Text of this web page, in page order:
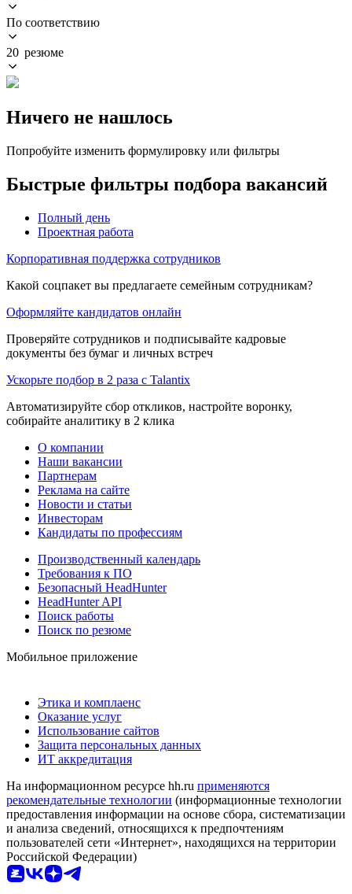
По соответствию
20 резюме
Ничего не нашлось
Попробуйте изменить формулировку или фильтры
Быстрые фильтры подбора вакансий
Полный день
Проектная работа
Корпоративная поддержка сотрудников
Какой соцпакет вы предлагаете семейным сотрудникам?
Оформляйте кандидатов онлайн
Проверяйте сотрудников и подписывайте кадровые
документы без бумаг и личных встреч
Ускорьте подбор в 2 раза с Talantix
Автоматизируйте сбор откликов, настройте воронку,
собирайте аналитику в 2 клика
О компании
Наши вакансии
Партнерам
Реклама на сайте
Новости и статьи
Инвесторам
Кандидаты по профессиям
Производственный календарь
Требования к ПО
Безопасный HeadHunter
HeadHunter API
Поиск работы
Поиск по резюме
Мобильное приложение
Этика и комплаенс
Оказание услуг
Использование сайтов
Защита персональных данных
ИТ аккредитация
На информационном ресурсе hh.ru применяются
рекомендательные технологии (информационные технологии
предоставления информации на основе сбора, систематизации
и анализа сведений, относящихся к предпочтениям
пользователей сети «Интернет», находящихся на территории
Российской Федерации)